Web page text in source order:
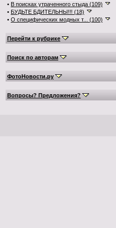
• В поисках утраченного стыда (109)
• БУДЬТЕ БДИТЕЛЬНЫ!!! (18)
• О специфических модных т... (100)
Перейти к рубрике
Поиск по авторам
ФотоНовости.ру
Вопросы? Предложения?